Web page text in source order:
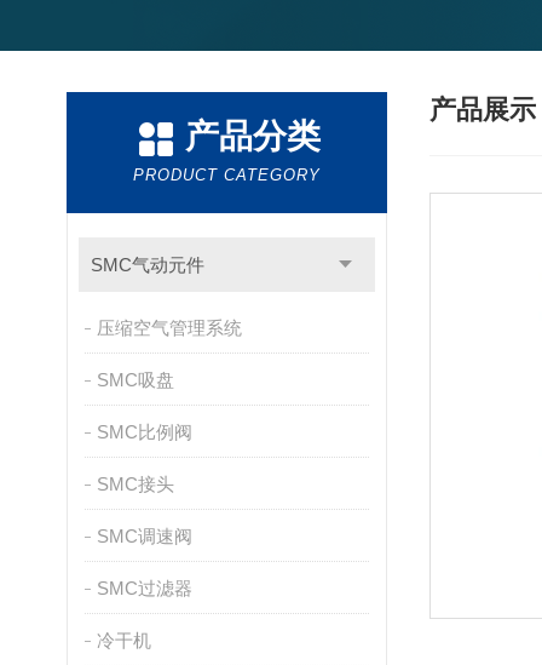
产品分类
PRODUCT CATEGORY
SMC气动元件
压缩空气管理系统
SMC吸盘
SMC比例阀
SMC接头
SMC调速阀
SMC过滤器
冷干机
产品展示